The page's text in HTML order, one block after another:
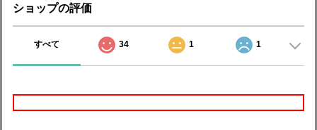
ショップの評価
すべて 34 1 1